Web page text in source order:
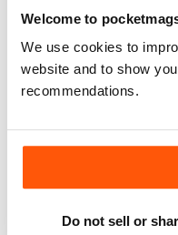
Welcome to
We use cookies to
website and to show
recommendations.
Do not sell or
Vista|Al carrello